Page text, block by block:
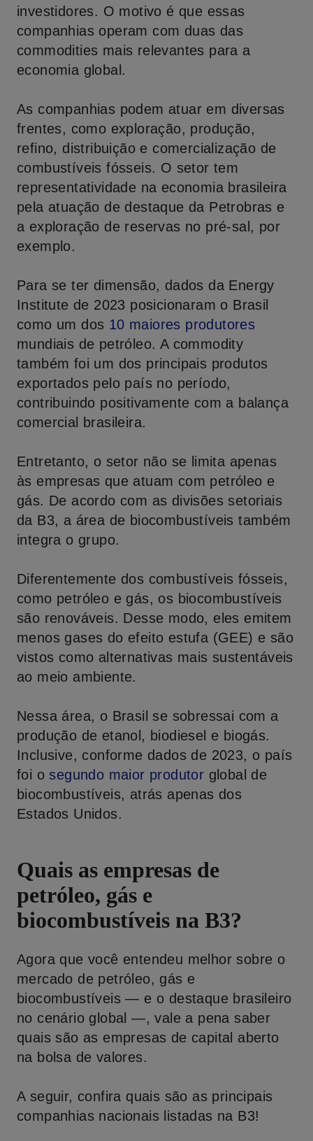
investidores. O motivo é que essas
companhias operam com duas das
commodities mais relevantes para a
economia global.
As companhias podem atuar em diversas
frentes, como exploração, produção,
refino, distribuição e comercialização de
combustíveis fósseis. O setor tem
representatividade na economia brasileira
pela atuação de destaque da Petrobras e
a exploração de reservas no pré-sal, por
exemplo.
Para se ter dimensão, dados da Energy
Institute de 2023 posicionaram o Brasil
como um dos 10 maiores produtores
mundiais de petróleo. A commodity
também foi um dos principais produtos
exportados pelo país no período,
contribuindo positivamente com a balança
comercial brasileira.
Entretanto, o setor não se limita apenas
às empresas que atuam com petróleo e
gás. De acordo com as divisões setoriais
da B3, a área de biocombustíveis também
integra o grupo.
Diferentemente dos combustíveis fósseis,
como petróleo e gás, os biocombustíveis
são renováveis. Desse modo, eles emitem
menos gases do efeito estufa (GEE) e são
vistos como alternativas mais sustentáveis
ao meio ambiente.
Nessa área, o Brasil se sobressai com a
produção de etanol, biodiesel e biogás.
Inclusive, conforme dados de 2023, o país
foi osegundo maior produtor global de
biocombustíveis, atrás apenas dos
Estados Unidos.
Quais as empresas de
petróleo, gás e
biocombustíveis na B3?
Agora que você entendeu melhor sobre o
mercado de petróleo, gás e
biocombustíveis — e o destaque brasileiro
no cenário global —, vale a pena saber
quais são as empresas de capital aberto
na bolsa de valores.
A seguir, confira quais são as principais
companhias nacionais listadas na B3!